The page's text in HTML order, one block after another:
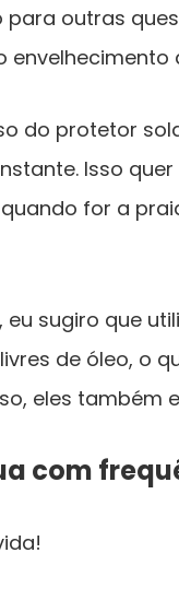
outras
envelhecimento
do protetor
Isso
for a
eu sugiro que
de óleo, o
eles também
com